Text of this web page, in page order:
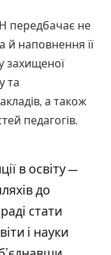
передбачає не
наповнення її
захищеної
та
а також
педагогів.
в освіту —
до
стати
і науки